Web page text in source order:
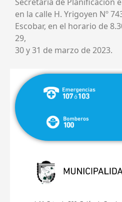
en la calle H. Yrigoyen Nº
Escobar, en el horario de
29,
30 y 31 de marzo de 2023.